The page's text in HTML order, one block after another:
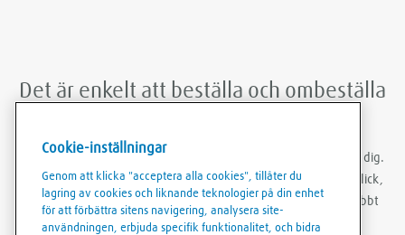
Det är enkelt att beställa och ombeställa
Med Linde Shop-appen kan du beställa gas var du än befinner dig.
Du kan vara inloggad, göra ombeställningar med bara några klick,
skapa ordermallar och ladda ner fakturor och följesedlar snabbt
och smidigt.
Cookie-inställningar
Genom att klicka "acceptera alla cookies", tillåter du
lagring av cookies och liknande teknologier på din enhet
för att förbättra sitens navigering, analysera site-
användningen, erbjuda specifik funktionalitet, och bidra